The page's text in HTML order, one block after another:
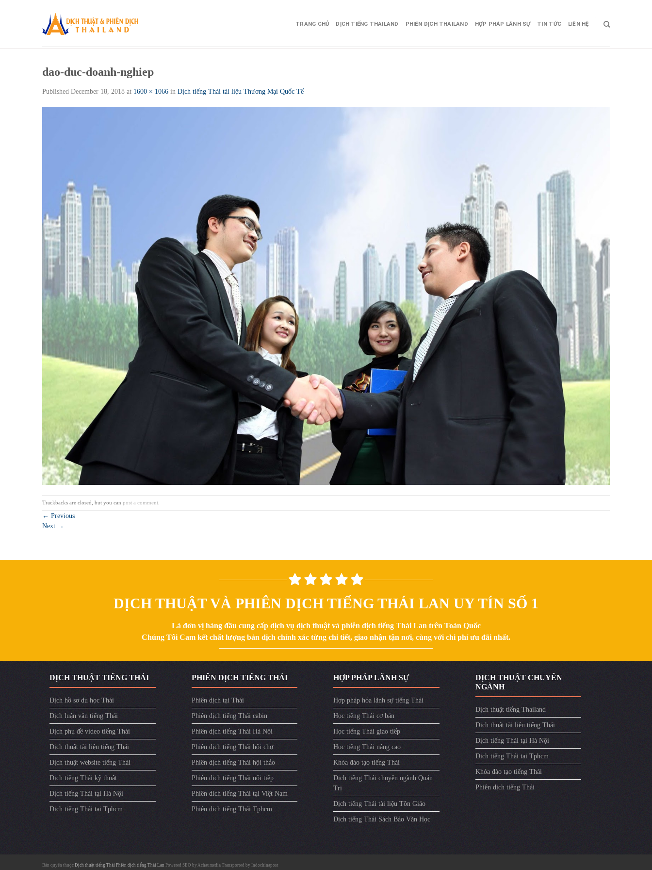
TRANG CHỦ DỊCH TIẾNG THAILAND PHIÊN DỊCH THAILAND HỢP PHÁP LÃNH SỰ TIN TỨC LIÊN HỆ
dao-duc-doanh-nghiep
Published December 18, 2018 at 1600 × 1066 in Dịch tiếng Thái tài liệu Thương Mại Quốc Tế
Trackbacks are closed, but you can post a comment
← Previous
Next →
DỊCH THUẬT VÀ PHIÊN DỊCH TIẾNG THÁI LAN UY TÍN SỐ 1
Là đơn vị hàng đầu cung cấp dịch vụ dịch thuật và phiên dịch tiếng Thái Lan trên Toàn Quốc
Chúng Tôi Cam kết chất lượng bản dịch chính xác từng chi tiết, giao nhận tận nơi, cùng với chi phí ưu đãi nhất.
DỊCH THUẬT TIẾNG THÁI
Dịch hồ sơ du học Thái
Dịch luận văn tiếng Thái
Dịch phụ đề video tiếng Thái
Dịch thuật tài liệu tiếng Thái
Dịch thuật website tiếng Thái
Dịch tiếng Thái kỹ thuật
Dịch tiếng Thái tại Hà Nội
Dịch tiếng Thái tại Tphcm
PHIÊN DỊCH TIẾNG THÁI
Phiên dịch tại Thái
Phiên dịch tiếng Thái cabin
Phiên dịch tiếng Thái Hà Nội
Phiên dịch tiếng Thái hội chợ
Phiên dịch tiếng Thái hội thảo
Phiên dịch tiếng Thái nối tiếp
Phiên dich tiếng Thái tại Việt Nam
Phiên dịch tiếng Thái Tphcm
HỢP PHÁP LÃNH SỰ
Hợp pháp hóa lãnh sự tiếng Thái
Học tiếng Thái cơ bản
Học tiếng Thái giao tiếp
Học tiếng Thái nâng cao
Khóa đào tạo tiếng Thái
Dịch tiếng Thái chuyên ngành Quản
Trị
Dịch tiếng Thái tài liệu Tôn Giáo
Dịch tiếng Thái Sách Báo Văn Học
DỊCH THUẬT CHUYÊN
NGÀNH
Dịch thuật tiếng Thailand
Dịch thuật tài liệu tiếng Thái
Dịch tiếng Thái tại Hà Nội
Dịch tiếng Thái tại Tphcm
Khóa đào tạo tiếng Thái
Phiên dịch tiếng Thái
Bản quyền thuộc Dịch thuật tiếng Thái Phiên dịch tiếng Thái Lan Powered SEO by Achaumedia Transported by Indochinapost